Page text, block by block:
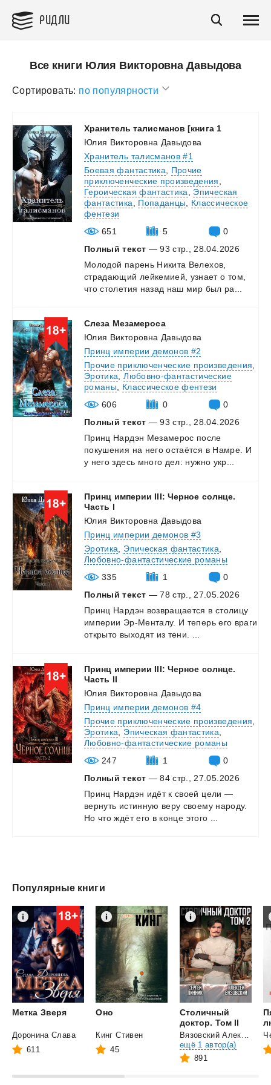
РИДЛИ
Все книги Юлия Викторовна Давыдова
Сортировать: по популярности
Хранитель талисманов [книга 1
Юлия Викторовна Давыдова
Хранитель талисманов #1
Боевая фантастика
Прочие
приключенческие произведения
Героическая фантастика
Эпическая
фантастика
Попаданцы
Классическое
фентези
651
5
0
Полный текст — 93 стр., 28.04.2026
Молодой парень Никита Велехов,
страдающий лейкемией, узнает о том,
что столетия назад наш мир был ра...
Слеза Мезамероса
Юлия Викторовна Давыдова
Принц империи демонов #2
Прочие приключенческие произведения
Эротика ,Любовно-фантастические
романы
Классическое фентези
606
0
0
Полный текст — 93 стр., 28.04.2026
Принц Нардэн Мезамерос после
покушения на него остаётся в Намре.
И
у него здесь много дел: нужно укр...
Принц империи III: Черное солнце.
Часть I
Юлия Викторовна Давыдова
Принц империи демонов #3
Эротика
Эпическая фантастика
Любовно-фантастические романы
335
1
0
Полный текст — 78 стр., 27.05.2026
Принц Нардэн возвращается в столицу
империи Эр-Менталу. И теперь его враги
открыто выходят из тени.
Принц империи III: Черное солнце.
Часть II
Юлия Викторовна Давыдова
Принц империи демонов #4
Прочие приключенческие произведения
Эротика
Эпическая фантастика
Любовно-фантастические романы
247
1
0
Полный текст — 84 стр., 27.05.2026
Принц Нардэн идёт к своей цели —
вернуть истинную веру своему народу.
Но что ждёт его в конце этого
Популярные книги
Метка Зверя
Доронина Слава
611
Оно
Кинг Стивен
45
Столичный
доктор. Том II
ещё 1 автор(а)
891